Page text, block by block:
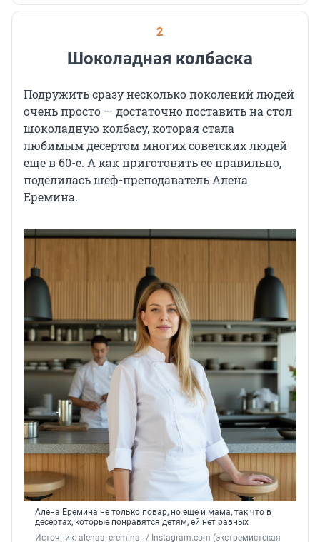
2
Шоколадная колбаска
Подружить сразу несколько поколений людей
очень просто — достаточно поставить на стол
шоколадную колбасу, которая стала
любимым десертом многих советских людей
еще в 60-е. А как приготовить ее правильно,
поделилась шеф-преподаватель Алена
Еремина.
Алена Еремина не только повар, но еще и мама, так что в
десертах, которые понравятся детям, ей нет равных
Источник: alenaa_eremina_ / Instagram.com (экстремистская